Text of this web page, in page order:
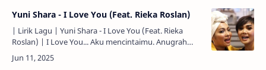
Yuni Shara - I Love You (Feat. Rieka Roslan)
| Lirik Lagu | Yuni Shara - I Love You (Feat. Rieka
Roslan) | I Love You... Aku mencintaimu. Anugrah
pabila kupunya usia... Anugrah pabila kupunya
bahagi…